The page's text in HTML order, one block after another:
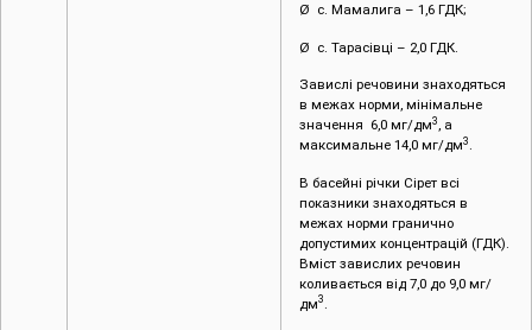
Ø с. Мамалига – 1,6 ГДК;
Ø с. Тарасівці – 2,0 ГДК.
Завислі речовини знаходяться
в межах норми, мінімальне
значення 6,0 мг/дм3, а
максимальне 14,0 мг/дм3 .
В басейні річки Сірет всі
показники знаходяться в
межах норми гранично
допустимих концентрацій (ГДК).
Вміст завислих речовин
коливається від 7,0 до 9,0 мг/
дм3